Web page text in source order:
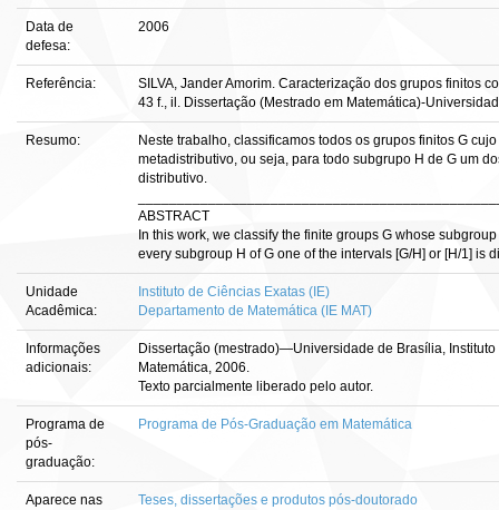
Data de
defesa:
2006
Referência:
SILVA, Jander Amorim. Caracterização dos grupos finitos
43 f., il. Dissertação (Mestrado em Matemática)-
Resumo:
Neste trabalho, classificamos todos os grupos finitos G
metadistributivo, ou seja, para todo subgrupo H de G um
distributivo.
ABSTRACT
In this work, we classify the finite groups G whose
every subgroup H of G one of the intervals [G/H] or [H/1] is
Unidade
Acadêmica:
Instituto de Ciências Exatas (IE)
Departamento de Matemática (IE MAT)
Informações
adicionais:
Dissertação (mestrado)—Universidade de Brasília,
Matemática, 2006.
Texto parcialmente liberado pelo autor.
Programa de
pós-
graduação:
Programa de Pós-Graduação em Matemática
Aparece nas
Teses, dissertações e produtos pós-doutorado